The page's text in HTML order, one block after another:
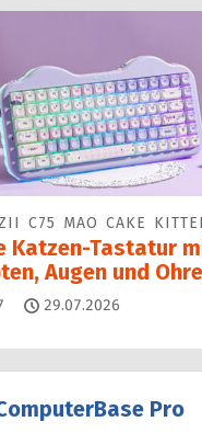
C75 MAO CAKE
Katzen-Tastatur
Augen und
Kommentare
29.07.2026
Pro